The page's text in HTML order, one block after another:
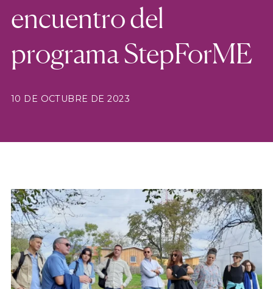
encuentro del
programa StepForME
10 DE OCTUBRE DE 2023